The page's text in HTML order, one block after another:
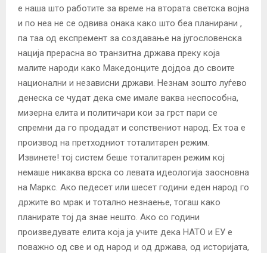
е наша што работите за време на втората светска војна
и по неа не се одвива онака како што беа планирани ,
па таа од експремент за создавање на југословенска
нација прерасна во транзитна држава преку која
малите народи како Македонците дојдоа до своите
национални и независни држави. Незнам зошто луѓево
денеска се чудат дека сме имале ваква неспособна,
мизерна елита и политичари кои за грст пари се
спремни да го продадат и сопствениот народ. Ех тоа е
производ на претходниот тоталитарен режим.
Извинете! тој систем беше тоталитарен режим кој
немаше никаква врска со левата идеологија заосновна
на Маркс. Ако педесет или шесет години еден народ го
држите во мрак и тотално незнаење, тогаш како
планирате тој да знае нешто. Ако со години
произведувате елита која ја учите дека НАТО и ЕУ е
поважно од све и од народ и од држава, од историјата,